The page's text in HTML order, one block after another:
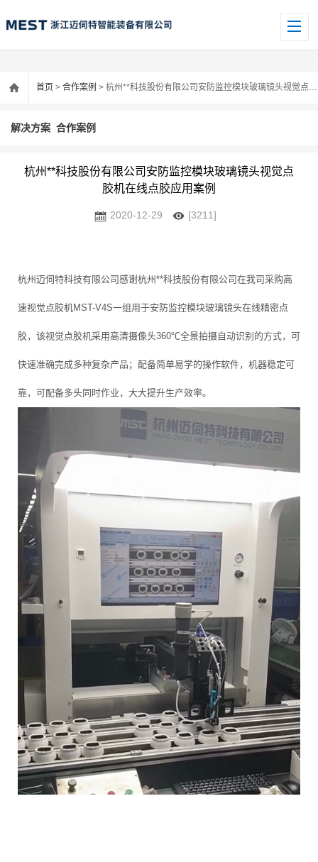
首页 > 合作案例 > 杭州**科技股份有限公司安防监控模块玻璃镜头视觉点胶机在线点胶应用案例
解决方案 合作案例
杭州**科技股份有限公司安防监控模块玻璃镜头视觉点
胶机在线点胶应用案例
2020-12-29 [3211]
杭州迈伺特科技有限公司感谢杭州**科技股份有限公司在我司采购高
速视觉点胶机MST-V4S一组用于安防监控模块玻璃镜头在线精密点
胶，该视觉点胶机采用高清摄像头360℃全景拍摄自动识别的方式，可
快速准确完成多种复杂产品；配备简单易学的操作软件，机器稳定可
靠，可配备多头同时作业，大大提升生产效率。